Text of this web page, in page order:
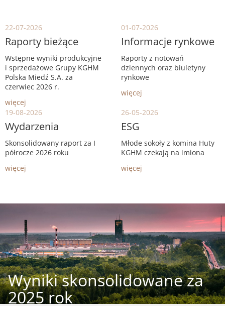
22-07-2026
Raporty bieżące
Wstępne wyniki produkcyjne
i sprzedażowe Grupy KGHM
Polska Miedź S.A. za
czerwiec 2026 r.
więcej
01-07-2026
Informacje rynkowe
Raporty z notowań
dziennych oraz biuletyny
rynkowe
więcej
19-08-2026
Wydarzenia
Skonsolidowany raport za I
półrocze 2026 roku
więcej
26-05-2026
ESG
Młode sokoły z komina Huty
KGHM czekają na imiona
więcej
Wyniki skonsolidowane za
2025 rok